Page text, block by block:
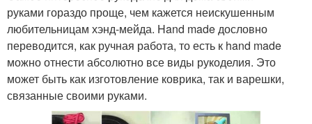
руками гораздо проще, чем кажется неискушенным
любительницам хэнд-мейда. Hand made дословно
переводится, как ручная работа, то есть к hand made
можно отнести абсолютно все виды рукоделия. Это
может быть как изготовление коврика, так и варешки,
связанные своими руками.